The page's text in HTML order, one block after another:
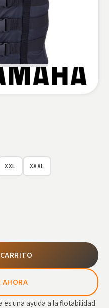
XXL XXXL
AHORA
es una ayuda a la flotabilidad